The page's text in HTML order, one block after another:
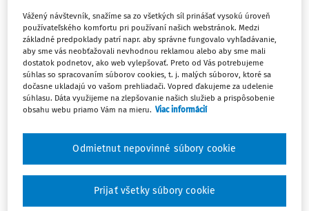
OTÁZKY A ODPOVEDE
Účtovanie projektovej dokumentácie
Nechali sme si urobiť projekt na rekonštrukciu telocvične
v hodnote 1680 € s DPH. Keďže sme nevedeli, či nám
zriaďovateľ dá na rekonštrukciu finančné prostriedky
/teraz už vieme, že nám ich nedal/ projekt máme hotový
Ing. Tatiana Macháčová
Vydané:10. 7. 2024 / 2 minúty čítania
Vážený návštevník, snažíme sa zo všetkých síl prinášať vysokú úroveň
používateľského komfortu pri používaní našich webstránok. Medzi
základné predpoklady patrí napr. aby správne fungovalo vyhľadávanie,
aby sme vás neobťažovali nevhodnou reklamou alebo aby sme mali
dostatok podnetov, ako web vylepšovať. Preto od Vás potrebujeme
súhlas so spracovaním súborov cookies, t. j. malých súborov, ktoré sa
dočasne ukladajú vo vašom prehliadači. Vopred ďakujeme za udelenie
súhlasu. Dáta využijeme na zlepšovanie našich služieb a prispôsobenie
obsahu webu priamo Vám na mieru. Viac informácií
Odmietnut nepovinné súbory cookie
Prijať všetky súbory cookie